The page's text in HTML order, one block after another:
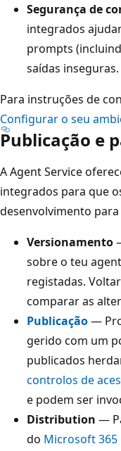
Segurança de
integrados
prompts
saídas inseguras.
Para instruções de
Configurar o seu
Publicação e
A Agent Service
integrados para que
desenvolvimento
Versionamento
sobre o teu
registadas.
comparar as
Publicação—
gerido com um
publicados
controlos de
e podem ser
Distribution —
do Microsoft 365